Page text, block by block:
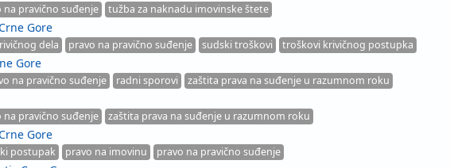
na pravično suđenje tužba za naknadu imovinske štete
Gore
dela pravo na pravično suđenje sudski troškovi troškovi krivičnog postupka
Gore
na pravično suđenje radni sporovi zaštita prava na suđenje u razumnom roku
na pravično suđenje zaštita prava na suđenje u razumnom roku
Gore
postupak pravo na imovinu pravo na pravično suđenje